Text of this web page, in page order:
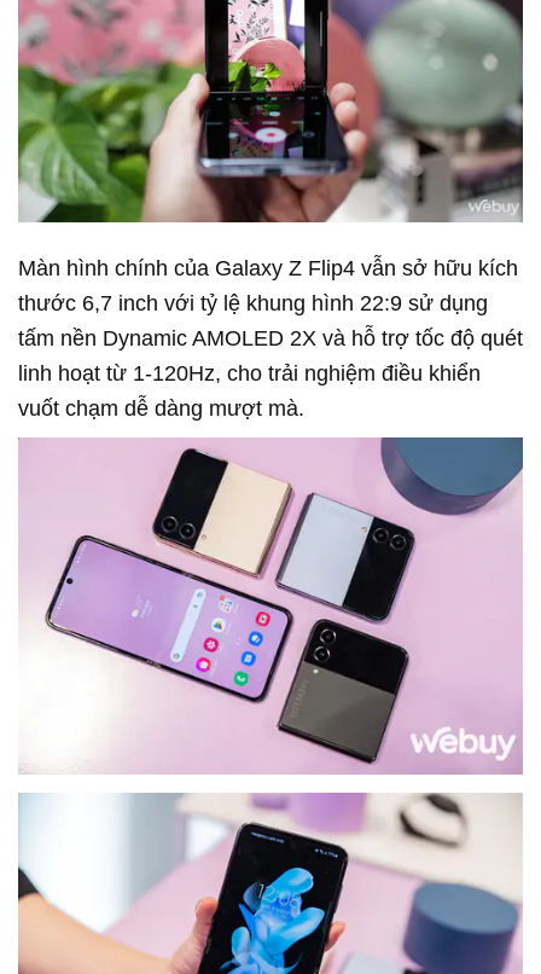
Màn hình chính của Galaxy Z Flip4 vẫn sở hữu kích
thước 6,7 inch với tỷ lệ khung hình 22:9 sử dụng
tấm nền Dynamic AMOLED 2X và hỗ trợ tốc độ quét
linh hoạt từ 1-120Hz, cho trải nghiệm điều khiển
vuốt chạm dễ dàng mượt mà.